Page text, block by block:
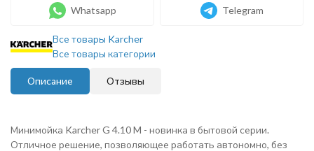
Whatsapp Telegram
Все товары Karcher
Все товары категории
Описание Отзывы
Минимойка Karcher G 4.10 M - новинка в бытовой серии.
Отличное решение, позволяющее работать автономно, без